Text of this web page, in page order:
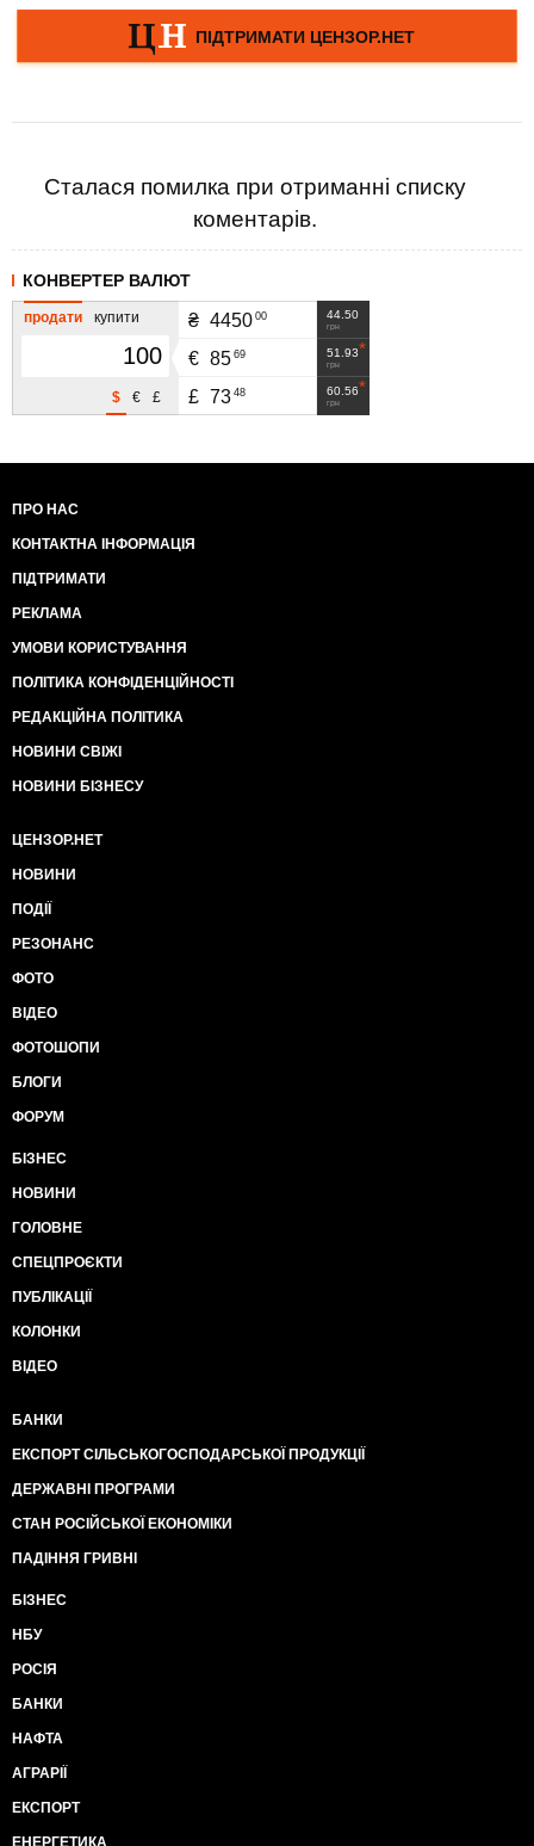
Сталася помилка при отриманні списку
коментарів.
КОНВЕРТЕР ВАЛЮТ
продати купити
£
€
$
44.50
грн
₴ 4450 00
51.93
грн
€ 85 69
60.56
грн
£ 73 48
ПРО НАС
КОНТАКТНА ІНФОРМАЦІЯ
ПІДТРИМАТИ
РЕКЛАМА
УМОВИ КОРИСТУВАННЯ
ПОЛІТИКА КОНФІДЕНЦІЙНОСТІ
РЕДАКЦІЙНА ПОЛІТИКА
НОВИНИ СВІЖІ
НОВИНИ БІЗНЕСУ
ЦЕНЗОР.НЕТ
НОВИНИ
ПОДІЇ
РЕЗОНАНС
ФОТО
ВІДЕО
ФОТОШОПИ
БЛОГИ
ФОРУМ
БІЗНЕС
НОВИНИ
ГОЛОВНЕ
СПЕЦПРОЄКТИ
ПУБЛІКАЦІЇ
КОЛОНКИ
ВІДЕО
БАНКИ
ЕКСПОРТ СІЛЬСЬКОГОСПОДАРСЬКОЇ ПРОДУКЦІЇ
ДЕРЖАВНІ ПРОГРАМИ
СТАН РОСІЙСЬКОЇ ЕКОНОМІКИ
ПАДІННЯ ГРИВНІ
БІЗНЕС
НБУ
РОСІЯ
БАНКИ
НАФТА
АГРАРІЇ
ЕКСПОРТ
ЕНЕРГЕТИКА